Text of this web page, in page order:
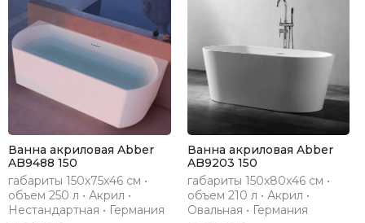
Ванна акриловая Abber
AB9488 150
габариты 150х75х46 см •
объем 250 л • Акрил •
Нестандартная • Германия
Ванна акриловая Abber
AB9203 150
габариты 150х80х46 см •
объем 210 л • Акрил •
Овальная • Германия